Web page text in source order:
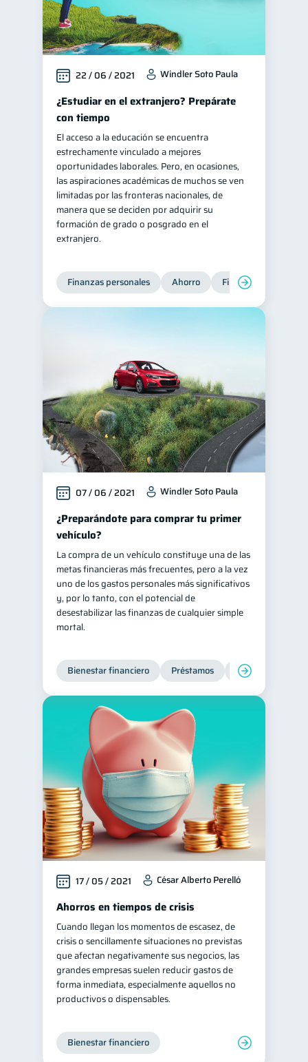
Finanzas Personales
Finanzas en Pareja 1
Mipymes
Información financiera 1
inversiones
Salud mental 1 ahorro 1
Retiro 1 Doble sueldo 1
Gasto responsable 1
información financiera 1
22 / 06 / 2021 Windler Soto Paula
¿Estudiar en el extranjero? Prepárate
con tiempo
El acceso a la educación se encuentra
estrechamente vinculado a mejores
oportunidades laborales. Pero, en ocasiones,
las aspiraciones académicas de muchos se ven
limitadas por las fronteras nacionales, de
manera que se deciden por adquirir su
formación de grado o posgrado en el
extranjero.
Finanzas personales Ahorro Finanzas para
07 / 06 / 2021 Windler Soto Paula
¿Preparándote para comprar tu primer
vehículo?
La compra de un vehículo constituye una de las
metas financieras más frecuentes, pero a la vez
uno de los gastos personales más significativos
y, por lo tanto, con el potencial de
desestabilizar las finanzas de cualquier simple
mortal.
Bienestar financiero Préstamos Ahorro
17 / 05 / 2021 César Alberto Perelló
Ahorros en tiempos de crisis
Cuando llegan los momentos de escasez, de
crisis o sencillamente situaciones no previstas
que afectan negativamente sus negocios, las
grandes empresas suelen reducir gastos de
forma inmediata, especialmente aquellos no
productivos o dispensables.
Bienestar financiero